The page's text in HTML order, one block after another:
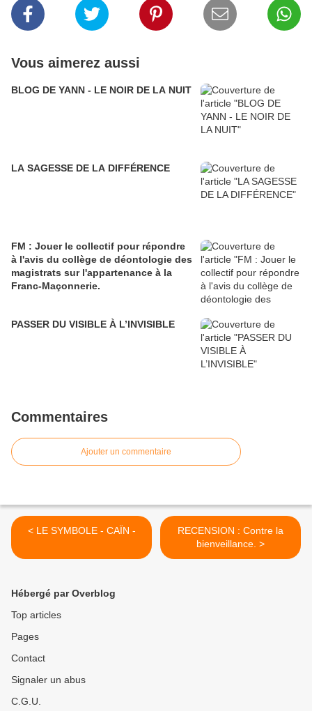
Vous aimerez aussi
BLOG DE YANN - LE NOIR DE LA NUIT
LA SAGESSE DE LA DIFFÉRENCE
FM : Jouer le collectif pour répondre
à l'avis du collège de déontologie des
magistrats sur l'appartenance à la
Franc-Maçonnerie.
PASSER DU VISIBLE À L’INVISIBLE
Commentaires
Ajouter un commentaire
< LE SYMBOLE - CAÏN -
RECENSION : Contre la
bienveillance. >
Hébergé par Overblog
Top articles
Pages
Contact
Signaler un abus
C.G.U.